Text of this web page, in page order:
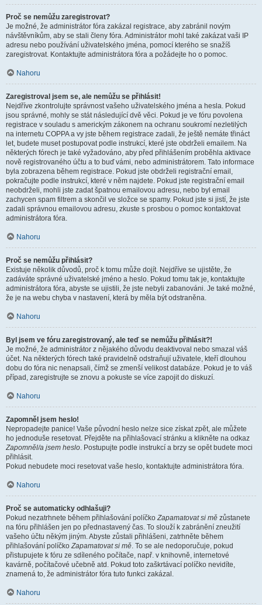
Proč se nemůžu zaregistrovat?
Je možné, že administrátor fóra zakázal registrace, aby zabránil novým
návštěvníkům, aby se stali členy fóra. Administrátor mohl také zakázat vaši IP
adresu nebo používání uživatelského jména, pomocí kterého se snažíš
zaregistrovat. Kontaktujte administrátora fóra a požádejte ho o pomoc.
Nahoru
Zaregistroval jsem se, ale nemůžu se přihlásit!
Nejdříve zkontrolujte správnost vašeho uživatelského jména a hesla. Pokud
jsou správné, mohly se stát následující dvě věci. Pokud je ve fóru povolena
registrace v souladu s americkým zákonem na ochranu soukromí nezletilých
na internetu COPPA a vy jste během registrace zadali, že ještě nemáte třináct
let, budete muset postupovat podle instrukcí, které jste obdrželi emailem. Na
některých fórech je také vyžadováno, aby před přihlášením proběhla aktivace
nově registrovaného účtu a to buď vámi, nebo administrátorem. Tato informace
byla zobrazena během registrace. Pokud jste obdrželi registrační email,
pokračujte podle instrukcí, které v něm najdete. Pokud jste registrační email
neobdrželi, mohli jste zadat špatnou emailovou adresu, nebo byl email
zachycen spam filtrem a skončil ve složce se spamy. Pokud jste si jistí, že jste
zadali správnou emailovou adresu, zkuste s prosbou o pomoc kontaktovat
administrátora fóra.
Nahoru
Proč se nemůžu přihlásit?
Existuje několik důvodů, proč k tomu může dojít. Nejdříve se ujistěte, že
zadáváte správné uživatelské jméno a heslo. Pokud tomu tak je, kontaktujte
administrátora fóra, abyste se ujistili, že jste nebyli zabanováni. Je také možné,
že je na webu chyba v nastavení, která by měla být odstraněna.
Nahoru
Byl jsem ve fóru zaregistrovaný, ale teď se nemůžu přihlásit?!
Je možné, že administrátor z nějakého důvodu deaktivoval nebo smazal váš
účet. Na některých fórech také pravidelně odstraňují uživatele, kteří dlouhou
dobu do fóra nic nenapsali, čímž se zmenší velikost databáze. Pokud je to váš
případ, zaregistrujte se znovu a pokuste se více zapojit do diskuzí.
Nahoru
Zapomněl jsem heslo!
Nepropadejte panice! Vaše původní heslo nelze sice získat zpět, ale můžete
ho jednoduše resetovat. Přejděte na přihlašovací stránku a klikněte na odkaz
Zapomněl/a jsem heslo. Postupujte podle instrukcí a brzy se opět budete moci
přihlásit.
Pokud nebudete moci resetovat vaše heslo, kontaktujte administrátora fóra.
Nahoru
Proč se automaticky odhlašuji?
Pokud nezatrhnete během přihlašování políčkoZapamatovat si mě zůstanete
na fóru přihlášen jen po přednastavený čas. To slouží k zabránění zneužití
vašeho účtu někým jiným. Abyste zůstali přihlášeni, zatrhněte během
přihlašování políčkoZapamatovat si mě. To se ale nedoporučuje, pokud
přistupujete k fóru ze sdíleného počítače, např. v knihovně, internetové
kavárně, počítačové učebně atd. Pokud toto zaškrtávací políčko nevidíte,
znamená to, že administrátor fóra tuto funkci zakázal.
Nahoru